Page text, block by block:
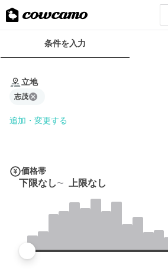
条
条件を入力
立地
志茂
追加・変更する
価格帯
下限なし 上限なし